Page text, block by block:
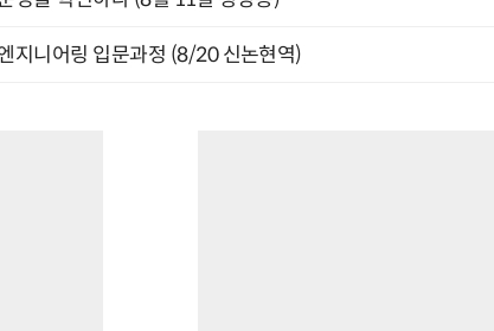
지니어링 입문과정 (8/20 신논현역)